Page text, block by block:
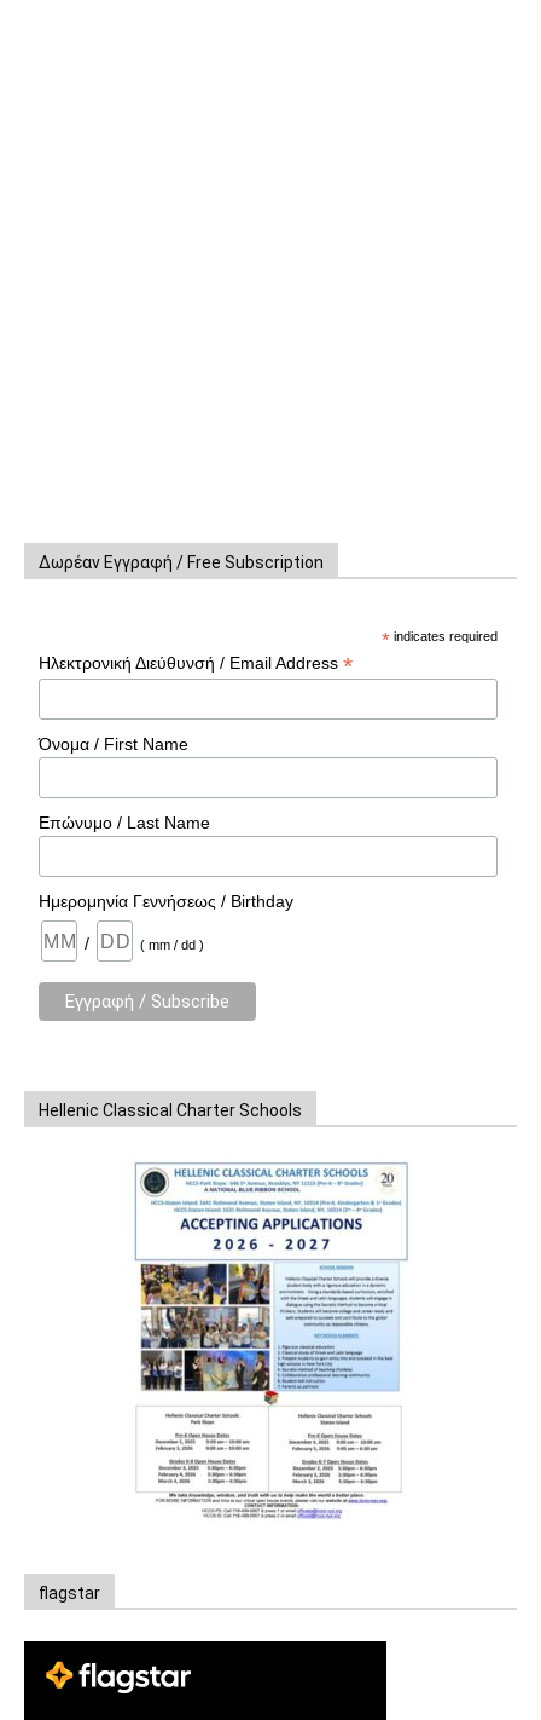
Δωρέαν Εγγραφή / Free Subscription
* indicates required
Ηλεκτρονική Διεύθυνσή / Email Address*
Όνομα / First Name
Επώνυμο / Last Name
Ημερομηνία Γεννήσεως / Birthday
/ ( mm / dd )
Hellenic Classical Charter Schools
flagstar